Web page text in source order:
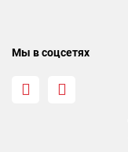
Мы в соцсетях